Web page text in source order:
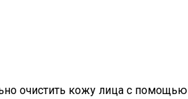
очистить кожу лица с помощью